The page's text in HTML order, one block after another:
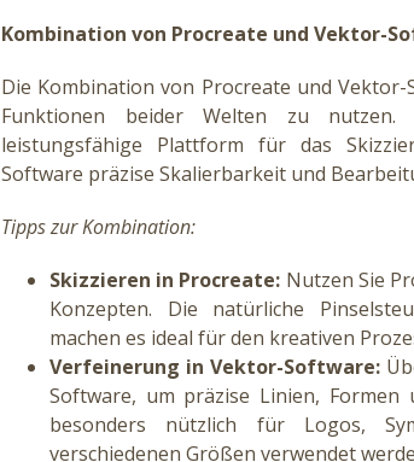
Kombination von Procreate und Vektor-
Die Kombination von Procreate und
Funktionen beider Welten zu
leistungsfähige Plattform für das
Software präzise Skalierbarkeit und
Tipps zur Kombination:
Skizzieren in Procreate: Nutzen Sie
Konzepten. Die natürliche
machen es ideal für den kreativen
Verfeinerung in Vektor-Software:
Software, um präzise Linien,
besonders nützlich für Logos,
verschiedenen Größen verwendet